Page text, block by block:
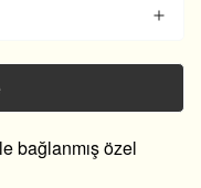
bağlanmış özel